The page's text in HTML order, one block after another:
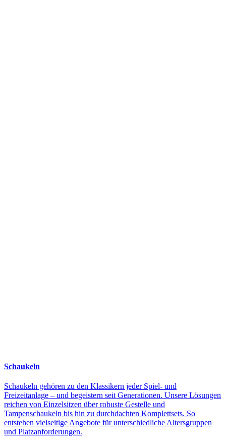
Schaukeln
Schaukeln gehören zu den Klassikern jeder Spiel- und
Freizeitanlage – und begeistern seit Generationen. Unsere Lösungen
reichen von Einzelsitzen über robuste Gestelle und
Tampenschaukeln bis hin zu durchdachten Komplettsets. So
entstehen vielseitige Angebote für unterschiedliche Altersgruppen
und Platzanforderungen.